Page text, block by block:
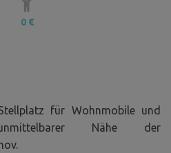
0 €
für Wohnmobile und
Nähe der